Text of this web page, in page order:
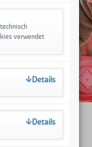
verwendet
Details
Details